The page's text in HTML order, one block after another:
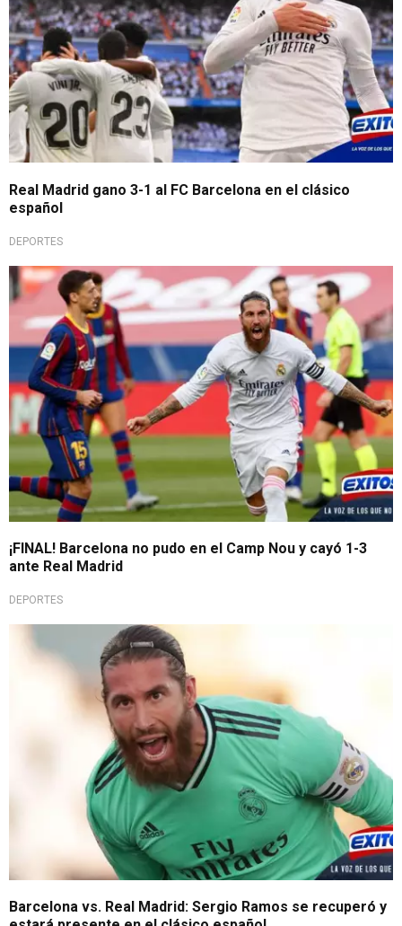
Real Madrid gano 3-1 al FC Barcelona en el clásico
español
DEPORTES
¡FINAL! Barcelona no pudo en el Camp Nou y cayó 1-3
ante Real Madrid
DEPORTES
Barcelona vs. Real Madrid: Sergio Ramos se recuperó y